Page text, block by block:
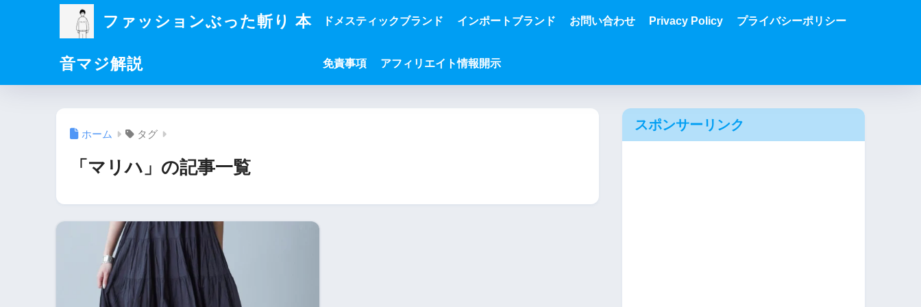
ファッションぶった斬り 本
音マジ解説
ドメスティックブランド インポートブランド お問い合わせ Privacy Policy プライバシーポリシー
免責事項 アフィリエイト情報開示
ホーム タグ
「マリハ」の記事一覧
スポンサーリンク